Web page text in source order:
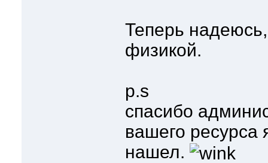
Теперь
физикой.
p.s
спасибо
вашего ресурса
нашел.